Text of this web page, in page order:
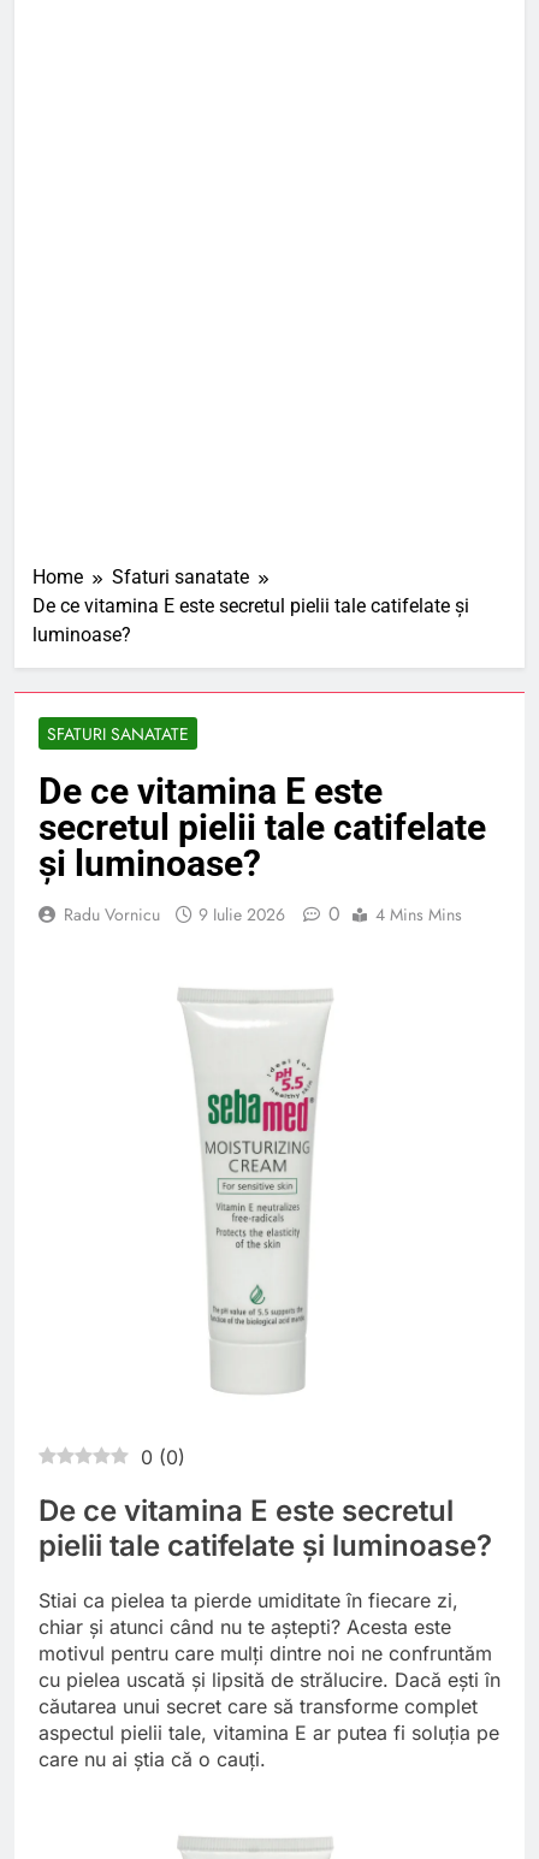
Home
Sfaturi sanatate
De ce vitamina E este secretul pielii tale catifelate și
luminoase?
SFATURI SANATATE
De ce vitamina E este
secretul pielii tale catifelate
și luminoase?
Radu Vornicu 9 Iulie 2026 0 4 Mins Mins
0 (0)
De ce vitamina E este secretul
pielii tale catifelate și luminoase?
Stiai ca pielea ta pierde umiditate în fiecare zi,
chiar și atunci când nu te aștepti? Acesta este
motivul pentru care mulți dintre noi ne confruntăm
cu pielea uscată și lipsită de strălucire. Dacă ești în
căutarea unui secret care să transforme complet
aspectul pielii tale, vitamina E ar putea fi soluția pe
care nu ai știa că o cauți.